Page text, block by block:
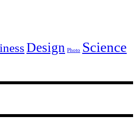
Design Photo
Science